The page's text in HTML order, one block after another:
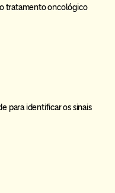
o tratamento oncológico
para identificar os sinais